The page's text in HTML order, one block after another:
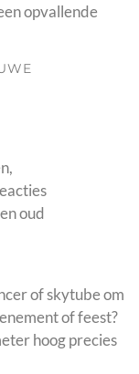
opvallende
oud
of skytube om
of feest?
hoog precies